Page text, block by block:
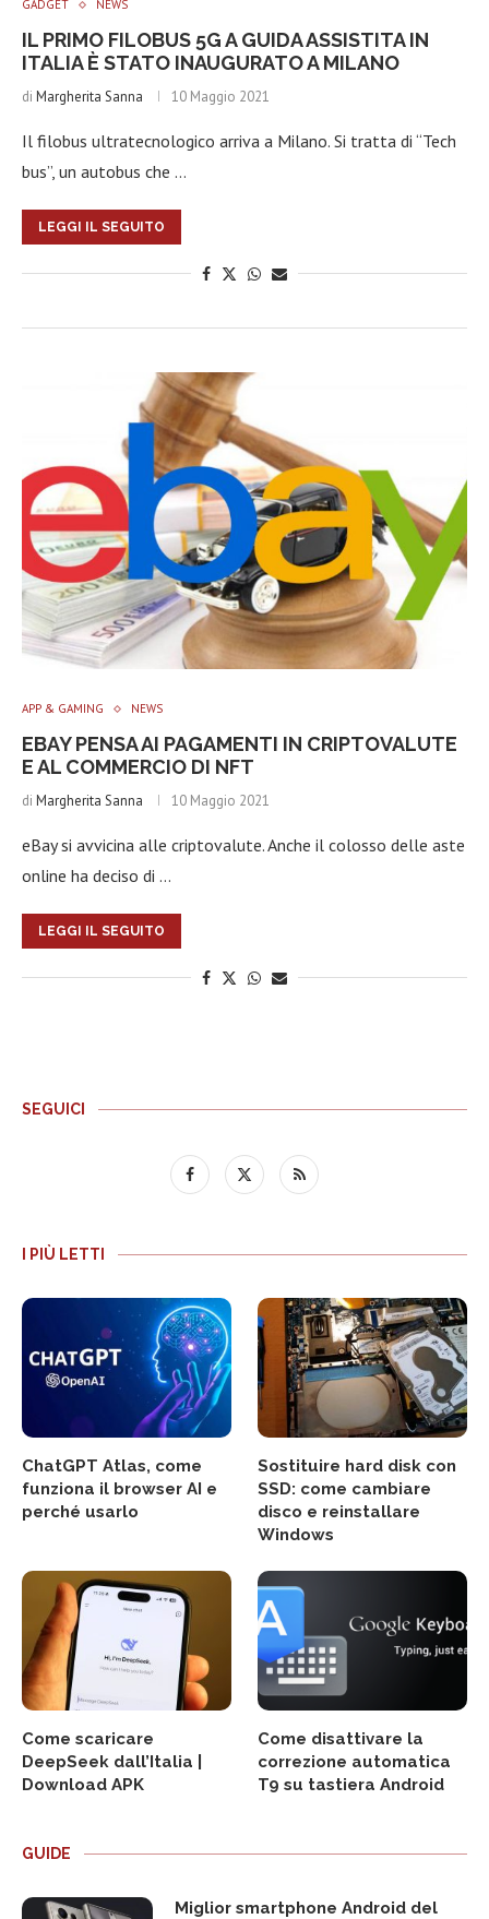
GADGET NEWS
IL PRIMO FILOBUS 5G A GUIDA ASSISTITA IN
ITALIA È STATO INAUGURATO A MILANO
di Margherita Sanna 10 Maggio 2021
Il filobus ultratecnologico arriva a Milano. Si tratta di “Tech
bus”, un autobus che …
LEGGI IL SEGUITO
APP & GAMING NEWS
EBAY PENSA AI PAGAMENTI IN CRIPTOVALUTE
E AL COMMERCIO DI NFT
di Margherita Sanna 10 Maggio 2021
eBay si avvicina alle criptovalute. Anche il colosso delle aste
online ha deciso di …
LEGGI IL SEGUITO
SEGUICI
I PIÙ LETTI
ChatGPT Atlas, come
funziona il browser AI e
perché usarlo
Sostituire hard disk con
SSD: come cambiare
disco e reinstallare
Windows
Come scaricare
DeepSeek dall’Italia |
Download APK
Come disattivare la
correzione automatica
T9 su tastiera Android
GUIDE
Miglior smartphone Android del